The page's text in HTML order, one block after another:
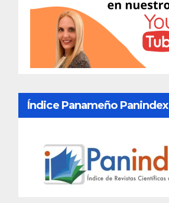
Índice Panameño Panindex